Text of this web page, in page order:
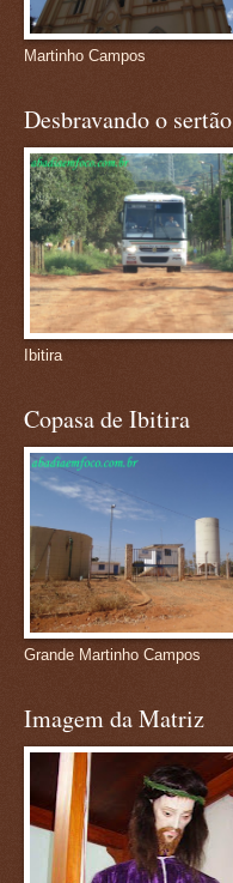
Martinho Campos
Desbravando o sertão
Ibitira
Copasa de Ibitira
Grande Martinho Campos
Imagem da Matriz